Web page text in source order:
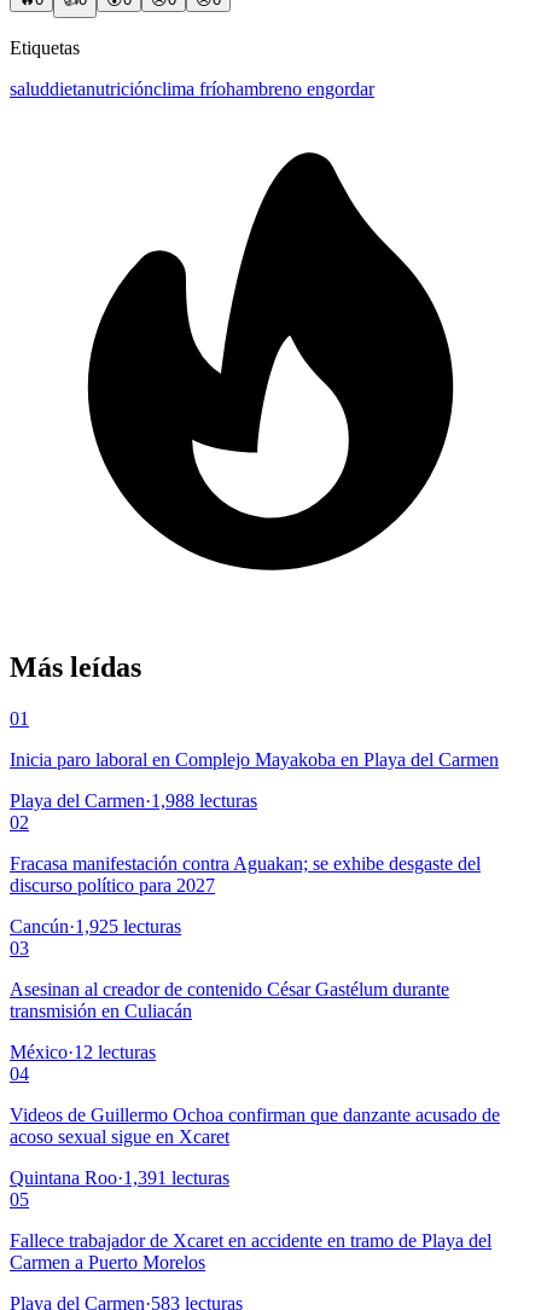
Etiquetas
saluddietanutriciónclima fríohambreno engordar
Más leídas
01
Inicia paro laboral en Complejo Mayakoba en Playa del Carmen
Playa del Carmen·1,988 lecturas
02
Fracasa manifestación contra Aguakan; se exhibe desgaste del
discurso político para 2027
Cancún·1,925 lecturas
03
Asesinan al creador de contenido César Gastélum durante
transmisión en Culiacán
México·12 lecturas
04
Videos de Guillermo Ochoa confirman que danzante acusado de
acoso sexual sigue en Xcaret
Quintana Roo·1,391 lecturas
05
Fallece trabajador de Xcaret en accidente en tramo de Playa del
Carmen a Puerto Morelos
Playa del Carmen·583 lecturas